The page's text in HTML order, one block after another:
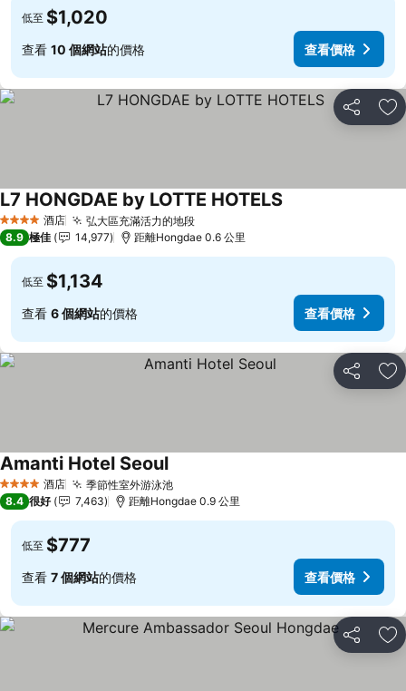
低至 $1,020
查看 10 個網站的價格 查看價格
分享 放
4 星級 酒店 弘大區充滿活力的地段查看價格
L7 HONGDAE by LOTTE HOTELS
8.9 極佳 14,977 距離Hongdae 0.6 公里
低至 $1,134
查看 6 個網站的價格 查看價格
分享 放
4 星級 酒店 季節性室外游泳池查看價格
Amanti Hotel Seoul查看價格
8.4 很好 7,463 距離Hongdae 0.9 公里
低至 $777
查看 7 個網站的價格 查看價格
分享 放